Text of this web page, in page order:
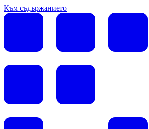
Към съдържанието